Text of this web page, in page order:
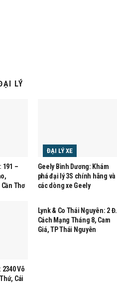
LÝ
191 –
Cần Thơ
ĐẠI LÝ XE
Geely Bình Dương: Khám
phá đại lý 3S chính hãng và
các dòng xe Geely
2340 Võ
Cái
Lynk & Co Thái Nguyên: 2 Đ.
Cách Mạng Tháng 8, Cam
Giá, TP Thái Nguyên